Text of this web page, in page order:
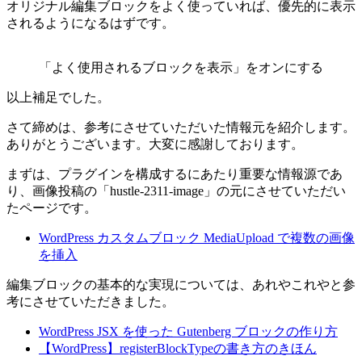
オリジナル編集ブロックをよく使っていれば、優先的に表示
されるようになるはずです。
「よく使用されるブロックを表示」をオンにする
以上補足でした。
さて締めは、参考にさせていただいた情報元を紹介します。
ありがとうございます。大変に感謝しております。
まずは、プラグインを構成するにあたり重要な情報源であ
り、画像投稿の「hustle-2311-image」の元にさせていただい
たページです。
WordPress カスタムブロック MediaUpload で複数の画像
を挿入
編集ブロックの基本的な実現については、あれやこれやと参
考にさせていただきました。
WordPress JSX を使った Gutenberg ブロックの作り方
【WordPress】registerBlockTypeの書き方のきほん